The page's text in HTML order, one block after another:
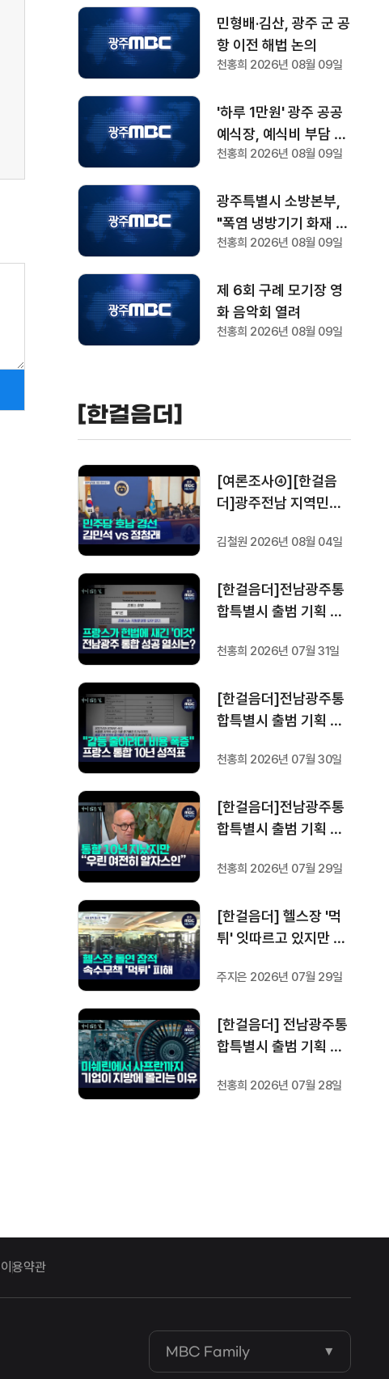
민형배·김산, 광주 군 공
항 이전 해법 논의
천홍희 2026년 08월 09일
'하루 1만원' 광주 공공
예식장, 예식비 부담 줄
여
천홍희 2026년 08월 09일
광주특별시 소방본부,
"폭염 냉방기기 화재 주
의"
천홍희 2026년 08월 09일
제 6회 구례 모기장 영
화 음악회 열려
천홍희 2026년 08월 09일
[한걸음더]
[여론조사④][한걸음
더]광주전남 지역민들
할까.. 변수는?
김철원 2026년 08월 04일
[한걸음더]전남광주통
합특별시 출범 기획 보
프랑스 헌법에 새긴 '지
성공 조건은?
천홍희 2026년 07월 31일
[한걸음더]전남광주통
합특별시 출범 기획 보
프랑스 지역 통합 10년
천홍희 2026년 07월 30일
[한걸음더]전남광주통
합특별시 출범 기획 보
프랑스 통합 10년 지났
자스인"
천홍희 2026년 07월 29일
[한걸음더] 헬스장 '먹
튀' 잇따르고 있지만 …
주지은 2026년 07월 29일
[한걸음더] 전남광주통
합특별시 출범 기획 보
지방이 주도한 투자..'유
천홍희 2026년 07월 28일
이용약관
MBC Family